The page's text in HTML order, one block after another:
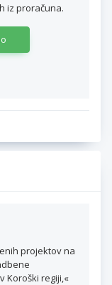
iz proračuna.
projektov na
Koroški regiji,«